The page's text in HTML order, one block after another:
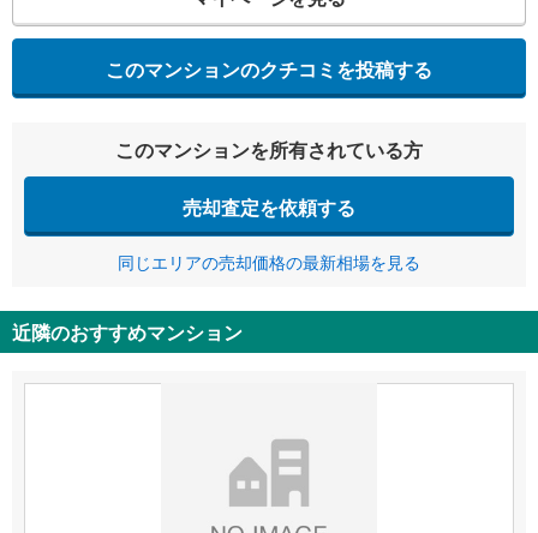
このマンションのクチコミを投稿する
このマンションを所有されている方
売却査定を依頼する
同じエリアの売却価格の最新相場を見る
近隣のおすすめマンション